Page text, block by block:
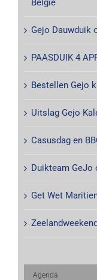
België
Gejo Dauwduik
PAASDUIK 4
Bestellen Gejo
Uitslag Gejo
Casusdag en
Duikteam GeJo
Get Wet
Agenda